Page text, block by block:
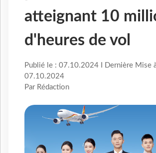
atteignant 10
d'heures de vol
Publié le : 07.10.2024 I Dernière Mise
07.10.2024
Par Rédaction